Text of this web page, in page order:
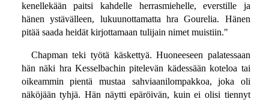
kenellekään paitsi kahdelle herrasmiehelle, everstille ja
hänen ystävälleen, lukuunottamatta hra Gourelia. Hänen
pitää saada heidät kirjottamaan tulijain nimet muistiin."
Chapman teki työtä käskettyä. Huoneeseen palatessaan
hän näki hra Kesselbachin pitelevän kädessään koteloa tai
oikeammin pientä mustaa sahviaanilompakkoa, joka oli
näköjään tyhjä. Hän näytti epäröivän, kuin ei olisi tiennyt